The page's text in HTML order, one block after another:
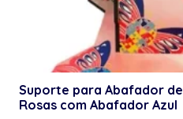
Suporte para Abafador
Rosas com Abafador Azul